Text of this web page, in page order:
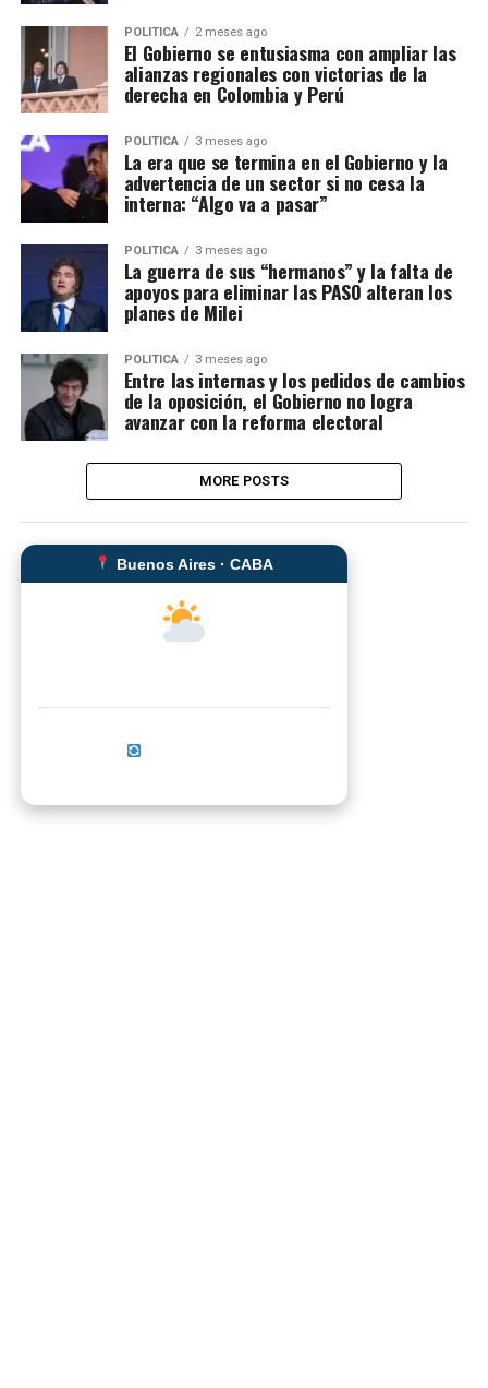
POLITICA 2 meses ago
El Gobierno se entusiasma con ampliar las
alianzas regionales con victorias de la
derecha en Colombia y Perú
POLITICA 3 meses ago
La era que se termina en el Gobierno y la
advertencia de un sector si no cesa la
interna: “Algo va a pasar”
POLITICA 3 meses ago
La guerra de sus “hermanos” y la falta de
apoyos para eliminar las PASO alteran los
planes de Milei
POLITICA 3 meses ago
Entre las internas y los pedidos de cambios
de la oposición, el Gobierno no logra
avanzar con la reforma electoral
MORE POSTS
Buenos Aires · CABA